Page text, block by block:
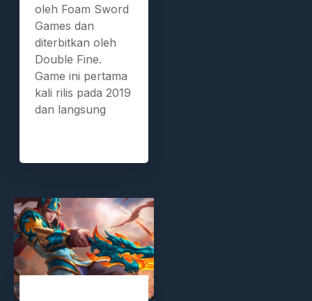
oleh Foam Sword
Games dan
diterbitkan oleh
Double Fine.
Game ini pertama
kali rilis pada 2019
dan langsung